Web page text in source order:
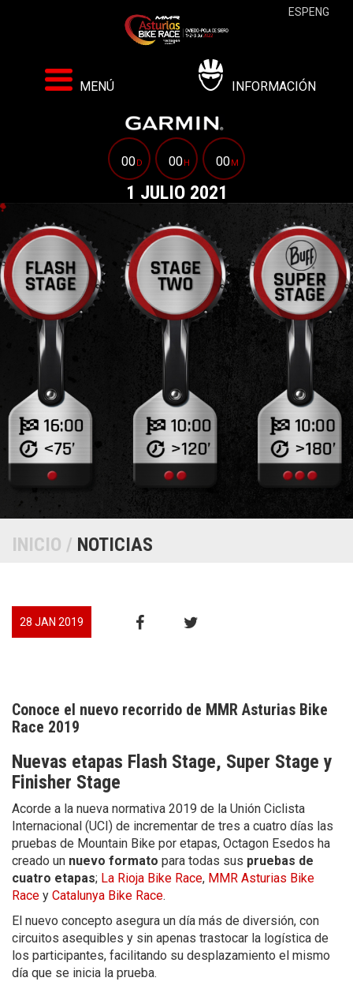
MENÚ INFORMACIÓN
00D 00H 00M
1 JULIO 2021
ESPENG
INICIO / NOTICIAS
28 JAN 2019
Conoce el nuevo recorrido de MMR Asturias Bike
Race 2019
Nuevas etapas Flash Stage, Super Stage y
Finisher Stage
Acorde a la nueva normativa 2019 de la Unión Ciclista
Internacional (UCI) de incrementar de tres a cuatro días las
pruebas de Mountain Bike por etapas, Octagon Esedos ha
creado un nuevo formato para todas sus pruebas de
cuatro etapas; La Rioja Bike Race, MMR Asturias Bike
Race y Catalunya Bike Race.
El nuevo concepto asegura un día más de diversión, con
circuitos asequibles y sin apenas trastocar la logística de
los participantes, facilitando su desplazamiento el mismo
día que se inicia la prueba.